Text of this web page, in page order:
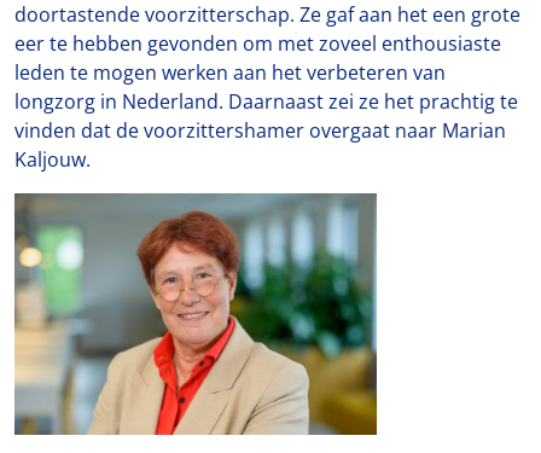
doortastende voorzitterschap. Ze gaf aan het een grote
eer te hebben gevonden om met zoveel enthousiaste
leden te mogen werken aan het verbeteren van
longzorg in Nederland. Daarnaast zei ze het prachtig te
vinden dat de voorzittershamer overgaat naar Marian
Kaljouw.